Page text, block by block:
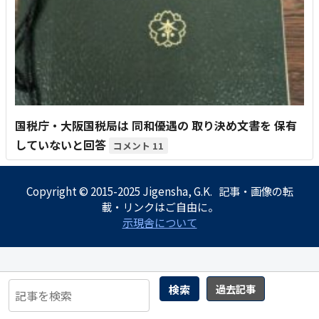
検索 過去記事
国税庁・大阪国税局は 同和優遇の 取り決め文書を 保有
していないと回答
11
Copyright © 2015-2025 Jigensha, G.K. 記事・画像の転
載・リンクはご自由に。
示現舎について